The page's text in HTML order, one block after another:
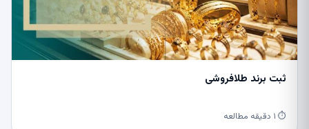
ثبت برند طلافروشی
⏱ ۱ دقیقه مطالعه